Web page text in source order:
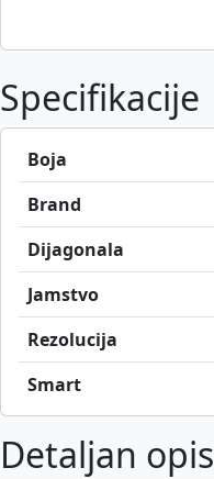
Specifikacije
Boja
Brand
Dijagonala
Jamstvo
Rezolucija
Smart
Detaljan opis